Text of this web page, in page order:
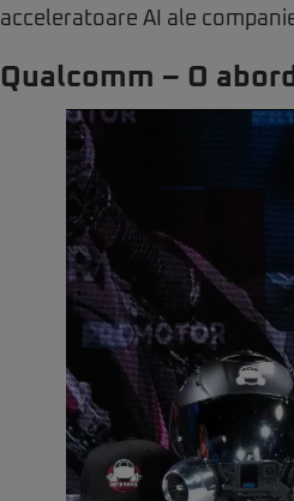
acceleratoare AI ale
Qualcomm – O